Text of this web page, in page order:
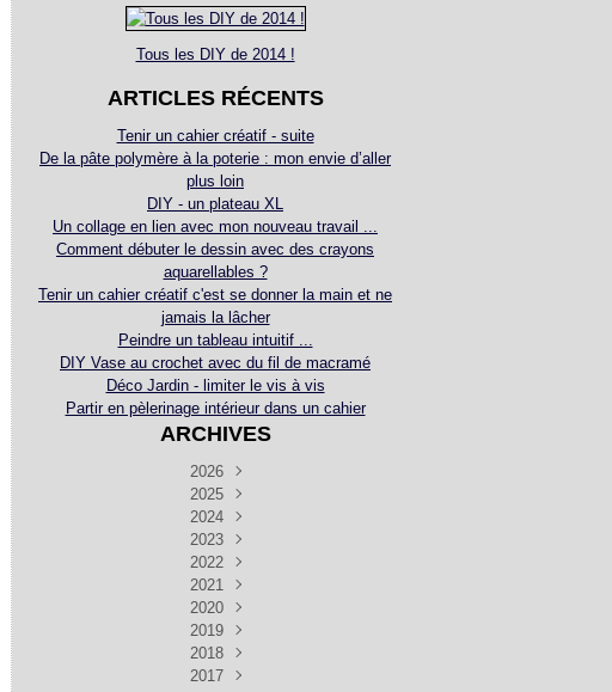
Tous les DIY de 2014 !
ARTICLES RÉCENTS
Tenir un cahier créatif - suite
De la pâte polymère à la poterie : mon envie d’aller
plus loin
DIY - un plateau XL
Un collage en lien avec mon nouveau travail ...
Comment débuter le dessin avec des crayons
aquarellables ?
Tenir un cahier créatif c'est se donner la main et ne
jamais la lâcher
Peindre un tableau intuitif ...
DIY Vase au crochet avec du fil de macramé
Déco Jardin - limiter le vis à vis
Partir en pèlerinage intérieur dans un cahier
ARCHIVES
2026
Juillet(5)
Juin
(4)
Mai
(3)
Avril
(3)
Mars
(3)
Janvier(1)
2025
Décembre
Novembre
Octobre
Septembre
Août
(1)
Juillet(2)
Juin
(1)
Mai
(1)
2024
Décembre
Novembre
Octobre
Septembre
Août
(2)
Juillet(4)
Juin
(4)
2023
Décembre
Novembre
Octobre
Septembre
Août
(2)
Juillet(1)
2022
Décembre
Novembre
Octobre
Septembre
Août
(4)
2021
Décembre
Novembre
Septembre
Août
(2)
2020
Décembre
Novembre
Octobre
2019
Décembre
Novembre
2018
Décembre
2017